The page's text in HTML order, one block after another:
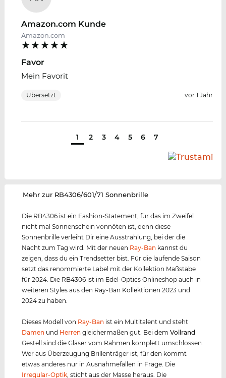
Amazon.com Kunde
Amazon.com
Favor
Mein Favorit
Übersetzt vor 1 Jahr
1 2 3 4 5 6 7
‌Mehr zur RB4306/601/71 Sonnenbrille
Die RB4306 ist ein Fashion-Statement, für das im Zweifel
nicht mal Sonnenschein vonnöten ist, denn diese
Sonnenbrille verleiht Dir eine Ausstrahlung, bei der die
Nacht zum Tag wird. Mit der neuen Ray-Ban kannst du
zeigen, dass du ein Trendsetter bist. Für die laufende Saison
setzt das renommierte Label mit der Kollektion Maßstäbe
für 2024. Die RB4306 ist im Edel-Optics Onlineshop auch in
weiteren Styles aus den Ray-Ban Kollektionen 2023 und
2024 zu haben.
Dieses Modell von Ray-Ban ist ein Multitalent und steht
Damen und Herren gleichermaßen gut. Bei demVollrand
Gestell sind die Gläser vom Rahmen komplett umschlossen.
Wer aus Überzeugung Brillenträger ist, für den kommt
etwas anderes nur in Ausnahmefällen in Frage. Die
Irregular-Optik, sticht aus der Masse heraus. Die